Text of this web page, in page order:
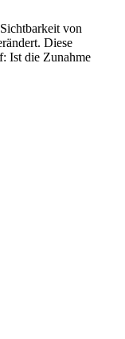
von
Diese
Ist die Zunahme